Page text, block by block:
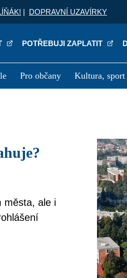
| DOPRAVNÍ UZAVÍRKY
POTŘEBUJI ZAPLATIT
Pro občany Kultura, sport
města, ale i